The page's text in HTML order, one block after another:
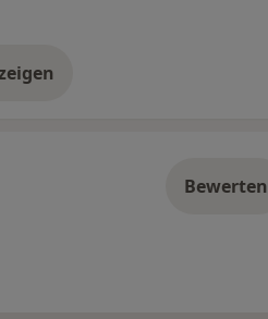
Adresse
Bewerten